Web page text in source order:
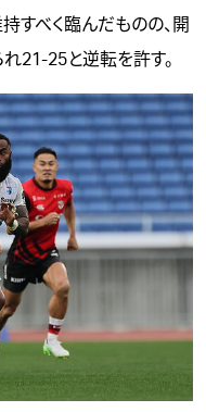
すべく臨んだものの、開
21-25と逆転を許す。